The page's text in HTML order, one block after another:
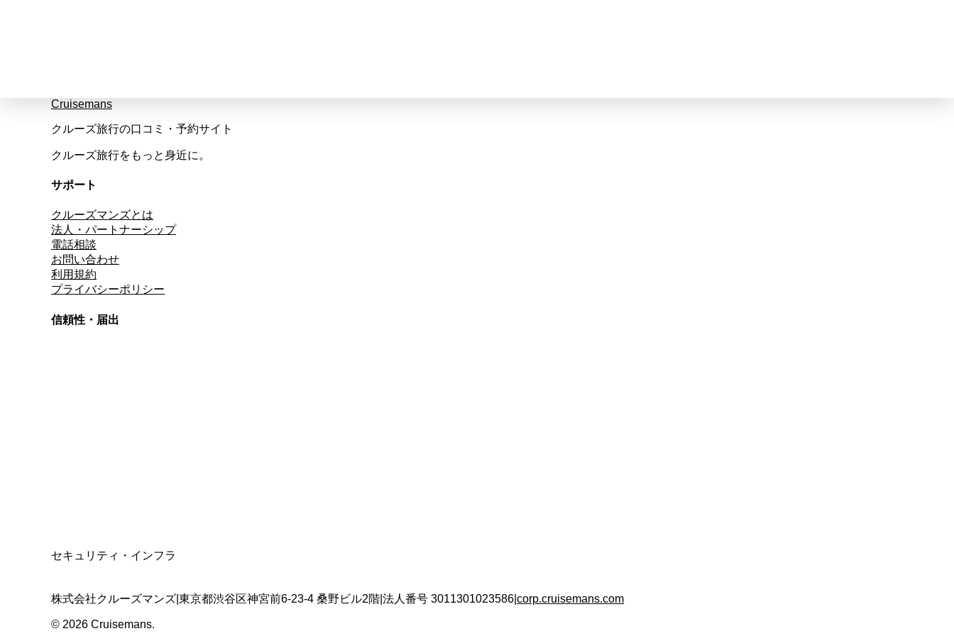
Cruisemans
クルーズ旅行の口コミ・予約サイト
クルーズ旅行をもっと身近に。
サポート
クルーズマンズとは
法人・パートナーシップ
電話相談
お問い合わせ
利用規約
プライバシーポリシー
信頼性・届出
セキュリティ・インフラ
株式会社クルーズマンズ 東京都渋谷区神宮前6-23-4 桑野ビル2階 法人番号 3011301023586 corp.cruisemans.com
© 2026 Cruisemans.